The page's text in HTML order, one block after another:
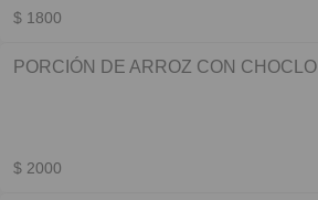
$ 1800
PORCIÓN DE ARROZ CON CHOCLO
$ 2000